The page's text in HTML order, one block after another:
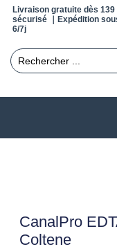
Livraison gratuite dès 139
sécurisé ｜Expédition
6/7j
CanalPro
Coltene